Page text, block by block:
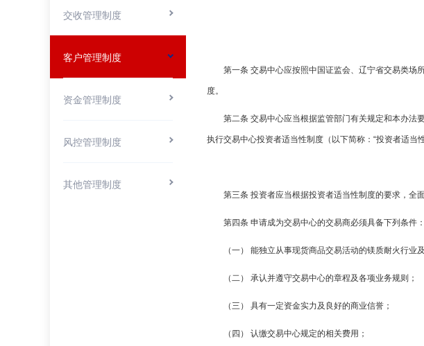
交收管理制度
客户管理制度
资金管理制度
风控管理制度
其他管理制度
第一条 交易中心应按照中国证监会、辽宁省交易类场
度。
第二条 交易中心应当根据监管部门有关规定和本办法
执行交易中心投资者适当性制度（以下简称：“投资者适当
第三条 投资者应当根据投资者适当性制度的要求，全
第四条 申请成为交易中心的交易商必须具备下列条件：
（一） 能独立从事现货商品交易活动的镁质耐火行业
（二） 承认并遵守交易中心的章程及各项业务规则；
（三） 具有一定资金实力及良好的商业信誉；
（四） 认缴交易中心规定的相关费用；